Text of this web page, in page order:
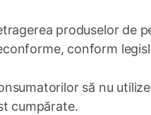
produselor de
conform
să nu
cumpărate.